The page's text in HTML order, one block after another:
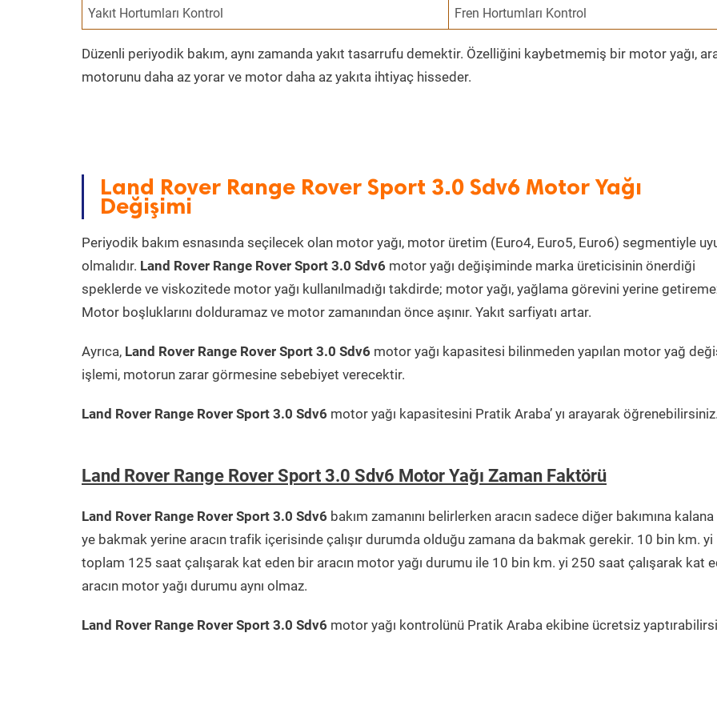
Yakıt Hortumları Kontrol Fren Hortumları Kontrol
Düzenli periyodik bakım, aynı zamanda yakıt tasarrufu demektir. Özelliğini kaybetmemiş bir motor yağı,
motorunu daha az yorar ve motor daha az yakıta ihtiyaç hisseder.
Land Rover Range Rover Sport 3.0 Sdv6 Motor Yağı
Değişimi
Periyodik bakım esnasında seçilecek olan motor yağı, motor üretim (Euro4, Euro5, Euro6) segmentiyle
olmalıdır. Land Rover Range Rover Sport 3.0 Sdv6 motor yağı değişiminde marka üreticisinin önerdiği
speklerde ve viskozitede motor yağı kullanılmadığı takdirde; motor yağı, yağlama görevini yerine
Motor boşluklarını dolduramaz ve motor zamanından önce aşınır. Yakıt sarfiyatı artar.
Ayrıca, Land Rover Range Rover Sport 3.0 Sdv6 motor yağı kapasitesi bilinmeden yapılan motor yağ
işlemi, motorun zarar görmesine sebebiyet verecektir.
Land Rover Range Rover Sport 3.0 Sdv6 motor yağı kapasitesini Pratik Araba’ yı arayarak öğrenebilirsiniz.
Land Rover Range Rover Sport 3.0 Sdv6 Motor Yağı Zaman Faktörü
Land Rover Range Rover Sport 3.0 Sdv6 bakım zamanını belirlerken aracın sadece diğer bakımına
ye bakmak yerine aracın trafik içerisinde çalışır durumda olduğu zamana da bakmak gerekir. 10 bin km. yi
toplam 125 saat çalışarak kat eden bir aracın motor yağı durumu ile 10 bin km. yi 250 saat çalışarak kat
aracın motor yağı durumu aynı olmaz.
Land Rover Range Rover Sport 3.0 Sdv6 motor yağı kontrolünü Pratik Araba ekibine ücretsiz